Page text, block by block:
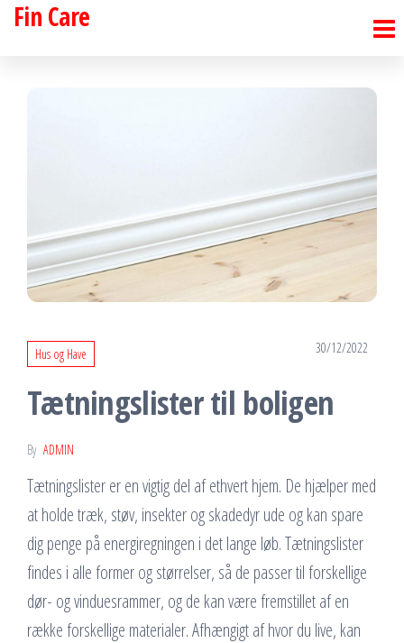
SkipFin Care
Hus og Have 30/12/2022
Tætningslister til boligen
By ADMIN
Tætningslister er en vigtig del af ethvert hjem. De hjælper med
at holde træk, støv, insekter og skadedyr ude og kan spare
dig penge på energiregningen i det lange løb. Tætningslister
findes i alle former og størrelser, så de passer til forskellige
dør- og vinduesrammer, og de kan være fremstillet af en
række forskellige materialer. Afhængigt af hvor du live, kan